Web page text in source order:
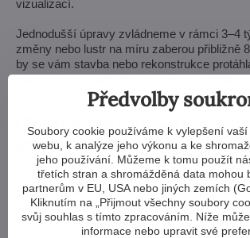
vizualizací.
Jednodušší úpravy zvládneme v rámci 3–4
změny nebo lustr na míru zaberou přibližně
by se vám stavba nebo rekonstrukce
rádi vám lustr podržíme na našem skladu.
Chcete křišťálový lustr na
jenom poradit?
Ať už jste architekt, designér nebo si ladíte
pro svůj vlastní dům, dejte vědět. Rádi vám
výběrem správného lustru i možnostmi jeho
společně vymyslíme svítidlo na míru
Předvolby
Soubory cookie používáme k vylepšení
webu, k analýze jeho výkonu a ke
jeho používání. Můžeme k tomu použít
třetích stran a shromážděná data mohou
partnerům v EU, USA nebo jiných zemích
Kliknutím na „Přijmout všechny soubory
svůj souhlas s tímto zpracováním. Níže
informace nebo upravit své